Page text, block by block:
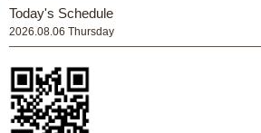
Today's Schedule
2026.08.06 Thursday